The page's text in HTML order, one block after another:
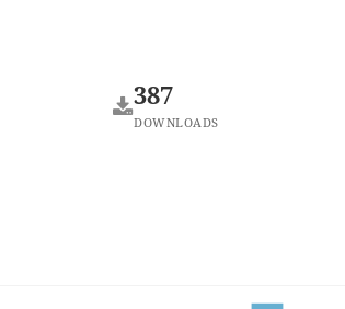
387
DOWNLOADS